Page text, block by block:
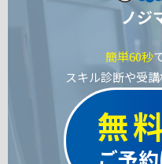
ノジ
簡単60秒
スキル診断や受
無
ご予